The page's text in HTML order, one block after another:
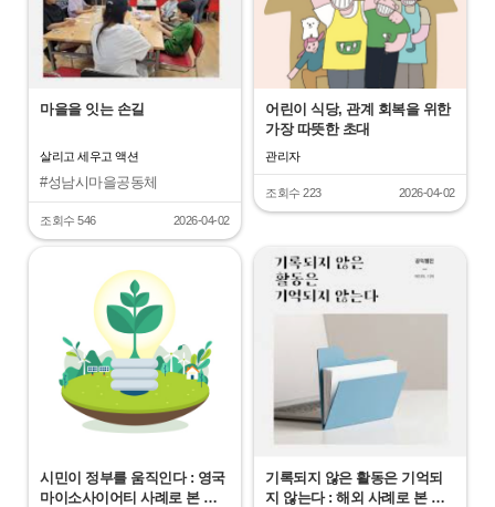
마을을 잇는 손길
살리고 세우고 액션
#성남시마을공동체
#초록리더창작소
#관계회복
#세대통합경험
조회수 546 2026-04-02
어린이 식당, 관계 회복을 위한
가장 따뜻한 초대
관리자
조회수 223 2026-04-02
"
시민이 정부를 움직인다 : 영국
마이소사이어티 사례로 본 공
"
기록되지 않은 활동은 기억되
지 않는다 : 해외 사례로 본 공